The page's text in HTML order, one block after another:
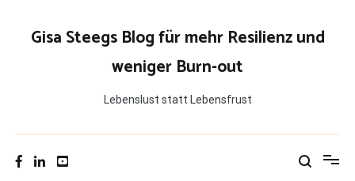
springenGisa Steegs Blog für mehr Resilienz und
weniger Burn-out
Lebenslust statt Lebensfrust